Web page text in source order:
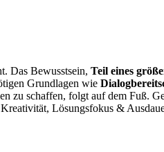
Das Bewusstsein, Teil eines
Grundlagen wie
zu schaffen, folgt auf dem Fuß.
Lösungsfokus &